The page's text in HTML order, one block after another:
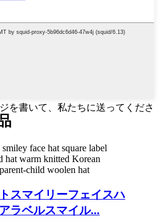
を書いて、私たちに送ってくださ
スマイリーフェイスハ
ラベルスマイル...